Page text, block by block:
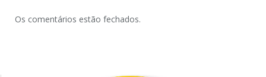
Os comentários estão fechados.